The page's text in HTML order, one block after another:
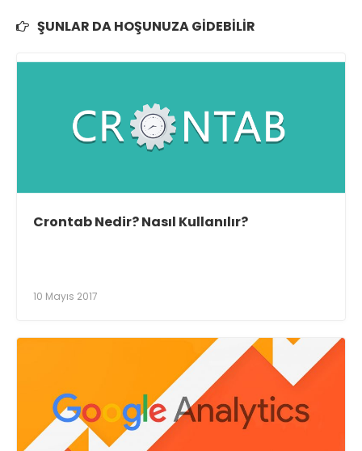
ŞUNLAR DA HOŞUNUZA GIDEBILIR
Crontab Nedir? Nasıl Kullanılır?
10 Mayıs 2017